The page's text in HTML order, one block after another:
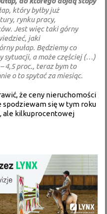
który byłby już
rynku pracy,
Jest więc taki górny
jaki
pułap. Będziemy co
sytuacji, a może częściej (…)
4,5 proc., teraz bym to
o to spytać za miesiąc.
że ceny nieruchomości
spodziewam się w tym roku
ale kilkuprocentowej